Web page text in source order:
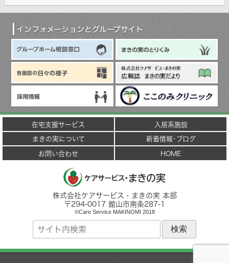
カ
インフォメーションとグループサイト
在宅支援サービス
入居系施設
まきの実について
新着情報･ブログ
お問い合わせ
HOME
株式会社ケアサービス・まきの実 本部
〒294-0017 館山市南条287-1
©Care Service MAKINOMI 2018
サ
ト
検